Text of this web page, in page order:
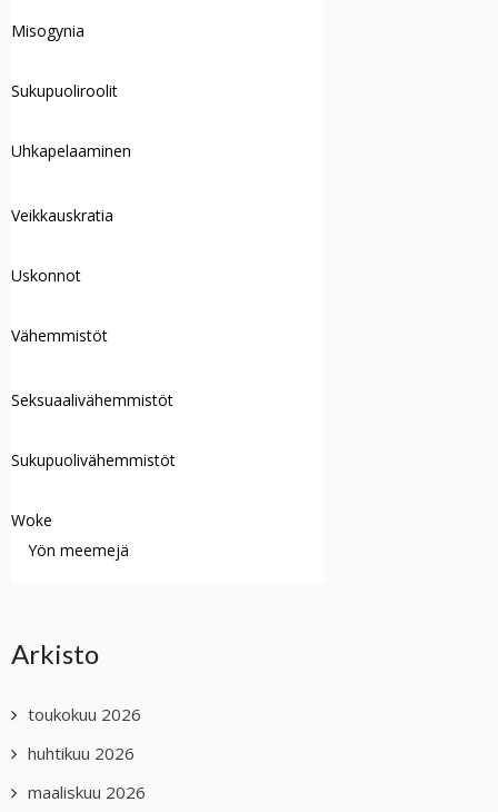
Misogynia
Sukupuoliroolit
Uhkapelaaminen
Veikkauskratia
Uskonnot
Vähemmistöt
Seksuaalivähemmistöt
Sukupuolivähemmistöt
Woke
Yön meemejä
Arkisto
toukokuu 2026
huhtikuu 2026
maaliskuu 2026